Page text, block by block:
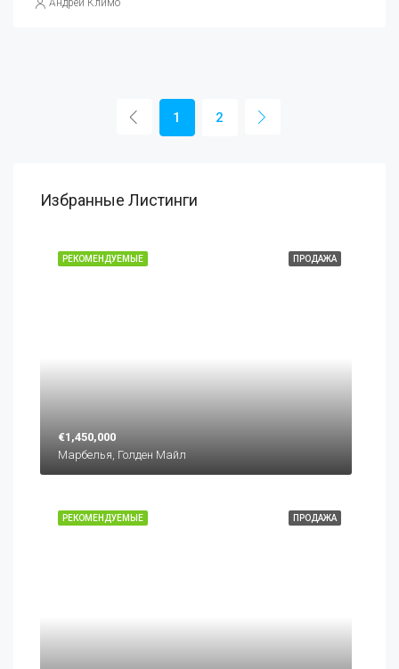
Андрей Климо
1 2
Избранные Листинги
ПРОДАЖА
РЕКОМЕНДУЕМЫЕ
€1,450,000
Марбелья, Голден Майл
ПРОДАЖА
РЕКОМЕНДУЕМЫЕ